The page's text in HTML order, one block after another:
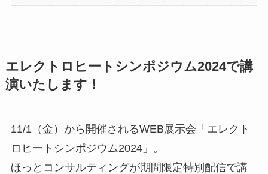
エレクトロヒートシンポジウム2024で講
演いたします！
11/1（金）から開催されるWEB展示会「エレクト
ロヒートシンポジウム2024」。
ほっとコンサルティングが期間限定特別配信で講